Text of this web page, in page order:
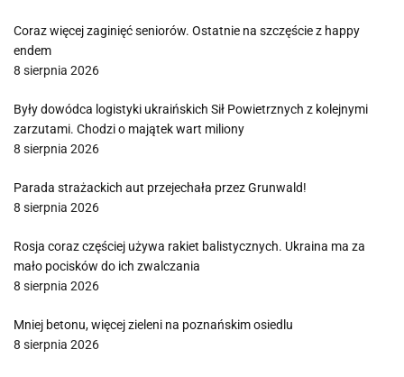
Coraz więcej zaginięć seniorów. Ostatnie na szczęście z happy
endem
8 sierpnia 2026
Były dowódca logistyki ukraińskich Sił Powietrznych z kolejnymi
zarzutami. Chodzi o majątek wart miliony
8 sierpnia 2026
Parada strażackich aut przejechała przez Grunwald!
8 sierpnia 2026
Rosja coraz częściej używa rakiet balistycznych. Ukraina ma za
mało pocisków do ich zwalczania
8 sierpnia 2026
Mniej betonu, więcej zieleni na poznańskim osiedlu
8 sierpnia 2026